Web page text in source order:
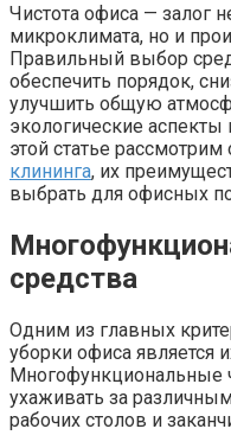
Чистота офиса — залог
микроклимата, но и
Правильный выбор
обеспечить порядок,
улучшить общую
экологические аспекты
этой статье
клининга, их
выбрать для офисных
средства
Одним из главных
уборки офиса является
Многофункциональные
ухаживать за
рабочих столов и